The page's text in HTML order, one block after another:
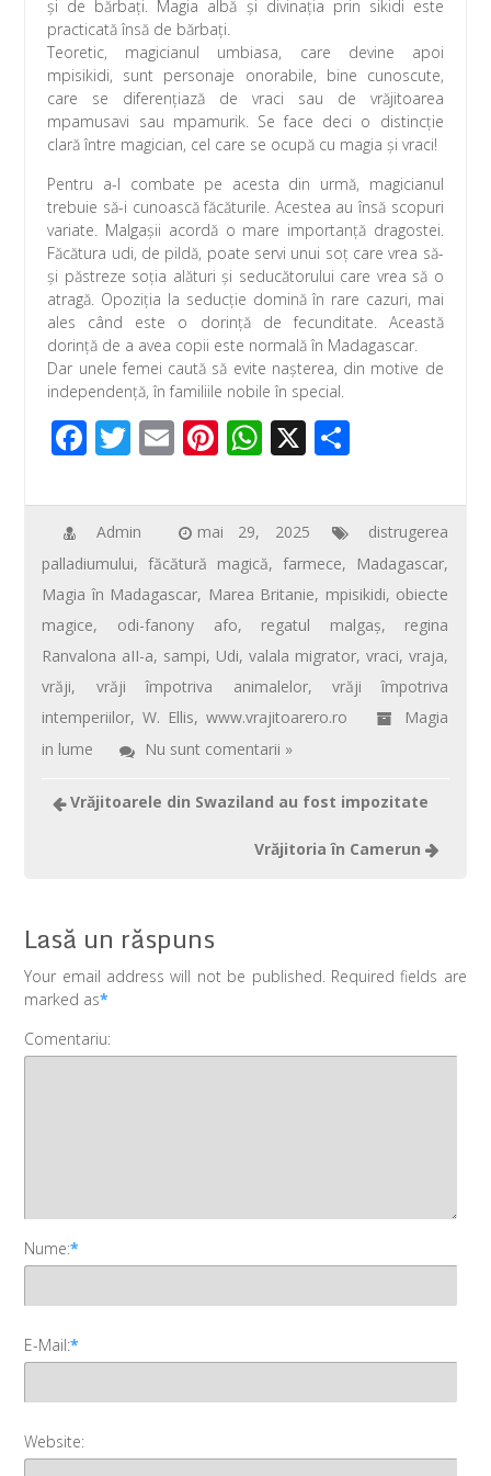
şi de bărbaţi. Magia albă şi divinaţia prin sikidi este
practicată însă de bărbaţi.
Teoretic, magicianul umbiasa, care devine apoi
mpisikidi, sunt personaje onorabile, bine cunoscute,
care se diferenţiază de vraci sau de vrăjitoarea
mpamusavi sau mpamurik. Se face deci o distincţie
clară între magician, cel care se ocupă cu magia şi vraci!
Pentru a-l combate pe acesta din urmă, magicianul
trebuie să-i cunoască făcăturile. Acestea au însă scopuri
variate. Malgaşii acordă o mare importanţă dragostei.
Făcătura udi, de pildă, poate servi unui soţ care vrea să-
şi păstreze soţia alături şi seducătorului care vrea să o
atragă. Opoziţia la seducţie domină în rare cazuri, mai
ales când este o dorinţă de fecunditate. Această
dorinţă de a avea copii este normală în Madagascar.
Dar unele femei caută să evite naşterea, din motive de
independenţă, în familiile nobile în special.
F
e
b
o
o
k
T
tt
er
E
ail
Pi
er
e
st
W
at
s
A
p
p
X
ta
je
az
ă
Admin mai 29, 2025
distrugerea
palladiumului,făcătură magică,farmece, Madagascar,
Magia în Madagascar, Marea Britanie, mpisikidi, obiecte
magice, odi-fanony afo, regatul malgaş, regina
Ranvalona aII-a, sampi, Udi,valala migrator,vraci,vraja,
vrăji, vrăji împotriva animalelor,vrăji împotriva
intemperiilor,W. Ellis, www.vrajitoarero.ro
Magia
in lume
Nu sunt comentarii »
Vrăjitoarele din Swaziland au fost impozitate
Vrăjitoria în Camerun
Lasă un răspuns
Your email address will not be published. Required fields are
marked as*
Comentariu:
Nume:*
E-Mail:*
Website: